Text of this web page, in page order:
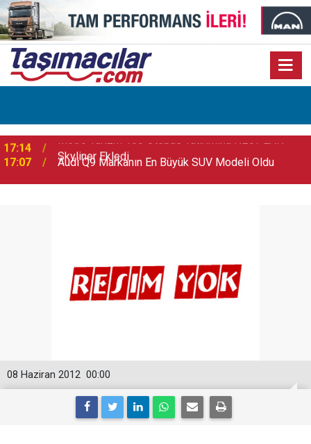
17:07 Audi Q9 Markanın En Büyük SUV Modeli Oldu
00:00
08 Haziran 2012